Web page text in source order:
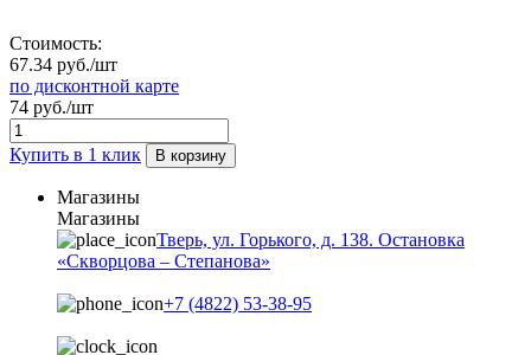
Стоимость:
67.34 руб./шт
по дисконтной карте
74 руб./шт
Купить в 1 клик В корзину
Магазины
Магазины
Тверь, ул. Горького, д. 138. Остановка
«Скворцова – Степанова»
+7 (4822) 53-38-95